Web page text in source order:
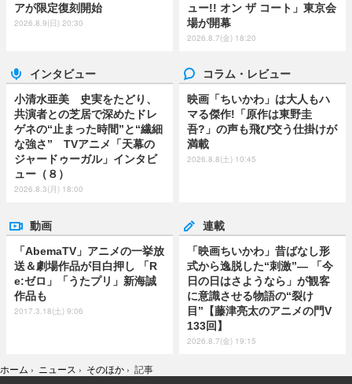
アが限定復刻開始
2026.8.9(日) 20:30
ュー!! オン ザ コート」東京会
場が開幕
2026.8.7(金) 18:20
インタビュー
小清水亜美 史実をたどり、
共演者との芝居で深めたドレ
ゲネの“止まった時間”と“繊細
な強さ” TVアニメ「天幕の
ジャードゥーガル」インタビ
ュー（８）
2026.8.3(月) 18:00
コラム・レビュー
映画「ちいかわ」は大人もハ
マる傑作!「原作は東野圭
吾?」の声も飛び交う仕掛けが
満載
2026.8.8(土) 10:45
動画
「AbemaTV」アニメの一挙放
送＆劇場作品が目白押し 「R
e:ゼロ」「うたプリ」新海誠
作品も
2017.3.18(土) 9:06
連載
「映画ちいかわ」昔ばなし形
式から逸脱した“刺激”― 「今
日の日はさようなら」が観客
に意識させる物語の“裂け
目”【藤津亮太のアニメの門V
133回】
2026.8.7(金) 19:15
ホーム › ニュース › そのほか › 記事